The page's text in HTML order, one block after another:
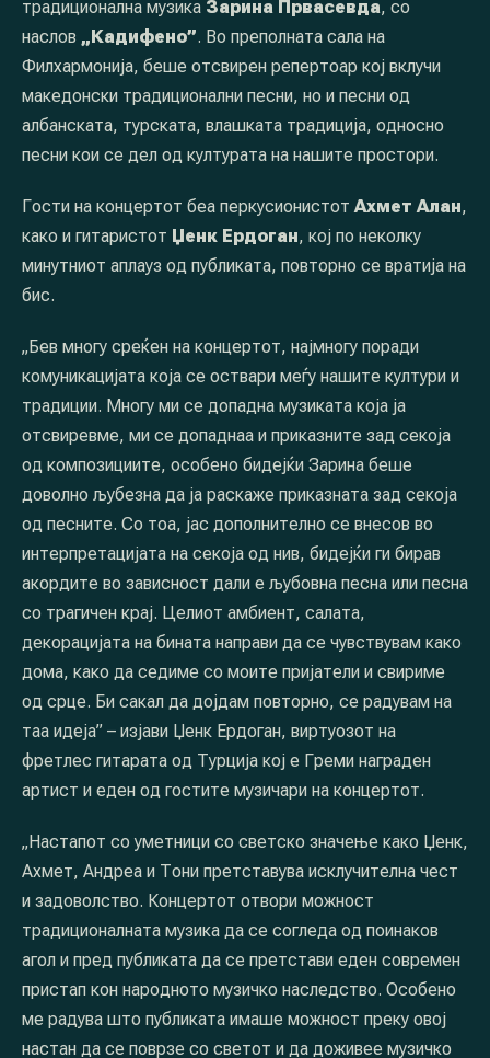
традиционална музика Зарина Првасевда, со
наслов „Кадифено”. Во преполната сала на
Филхармонија, беше отсвирен репертоар кој вклучи
македонски традиционални песни, но и песни од
албанската, турската, влашката традиција, односно
песни кои се дел од културата на нашите простори.
Гости на концертот беа перкусионистотАхмет Алан,
како и гитаристот Џенк Ердоган, кој по неколку
минутниот аплауз од публиката, повторно се вратија на
бис.
„Бев многу среќен на концертот, најмногу поради
комуникацијата која се оствари меѓу нашите култури и
традиции. Многу ми се допадна музиката која ја
отсвиревме, ми се допаднаа и приказните зад секоја
од композициите, особено бидејќи Зарина беше
доволно љубезна да ја раскаже приказната зад секоја
од песните. Со тоа, јас дополнително се внесов во
интерпретацијата на секоја од нив, бидејќи ги бирав
акордите во зависност дали е љубовна песна или песна
со трагичен крај. Целиот амбиент, салата,
декорацијата на бината направи да се чувствувам како
дома, како да седиме со моите пријатели и свириме
од срце. Би сакал да дојдам повторно, се радувам на
таа идеја” – изјави Џенк Ердоган, виртуозот на
фретлес гитарата од Турција кој е Греми награден
артист и еден од гостите музичари на концертот.
„Настапот со уметници со светско значење како Џенк,
Ахмет, Андреа и Тони претставува исклучителна чест
и задоволство. Концертот отвори можност
традиционалната музика да се согледа од поинаков
агол и пред публиката да се претстави еден современ
пристап кон народното музичко наследство. Особено
ме радува што публиката имаше можност преку овој
настан да се поврзе со светот и да доживее музичко